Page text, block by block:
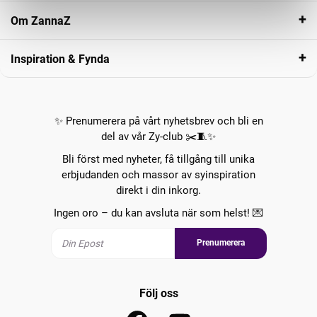
Om ZannaZ
Inspiration & Fynda
✨ Prenumerera på vårt nyhetsbrev och bli en
del av vår Zy-club ✂️🧵✨
Bli först med nyheter, få tillgång till unika
erbjudanden och massor av syinspiration
direkt i din inkorg.
Ingen oro – du kan avsluta när som helst! 💌
Prenumerera
Följ oss